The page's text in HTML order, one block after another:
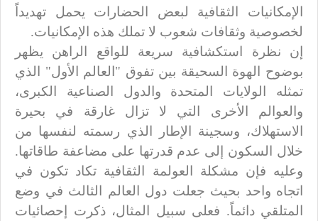
الإمكانيات الثقافية لبعض الحضارات يحمل تهديداً
لخصوصية وثقافات شعوب لا تملك هذه الإمكانيات.
إن نظرة استكشافية سريعة للواقع الراهن يظهر
بوضوح الهوة السحيقة بين تفوق "العالم الأول" الذي
تمثله الولايات المتحدة والدول الصناعية الكبرى،
والعوالم الأخرى التي لا تزال غارقة في بحيرة
الاستهلاك، وسجينة الإطار الذي رسمته لنفسها من
خلال السكون إلى عدم قدرتها على مضاعفة طاقاتها.
وعليه فإن مشكلة العولمة الثقافية تكاد تكون في
اتجاه واحد بحيث جعلت دول العالم الثالث في وضع
المتلقي دائماً. فعلى سبيل المثال، ذكرت إحصائيات